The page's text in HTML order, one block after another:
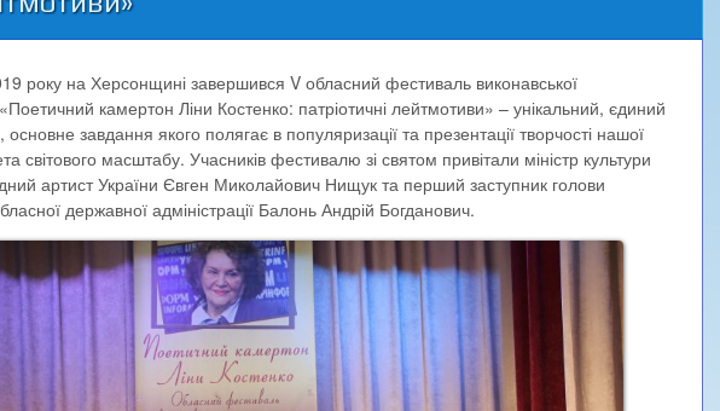
року на Херсонщині завершився V обласний фестиваль виконавської
камертон Ліни Костенко: патріотичні лейтмотиви» – унікальний, єдиний
основне завдання якого полягає в популяризації та презентації творчості нашої
світового масштабу. Учасників фестивалю зі святом привітали міністр культури
артист України Євген Миколайович Нищук та перший заступник голови
державної адміністрації Балонь Андрій Богданович.